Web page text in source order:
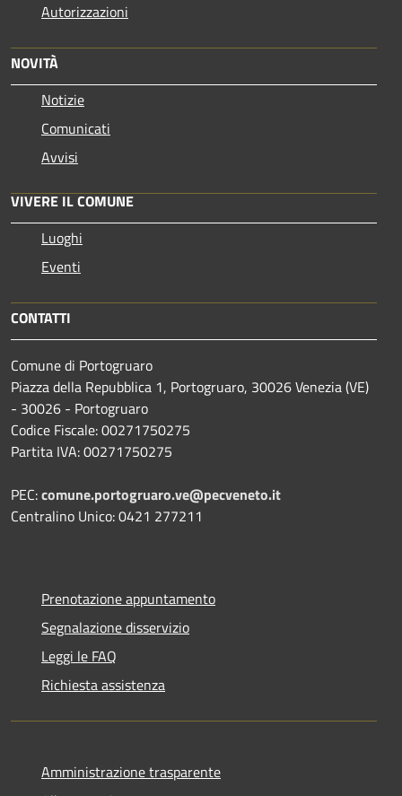
Autorizzazioni
NOVITÀ
Notizie
Comunicati
Avvisi
VIVERE IL COMUNE
Luoghi
Eventi
CONTATTI
Comune di Portogruaro
Piazza della Repubblica 1, Portogruaro, 30026 Venezia (VE)
- 30026 - Portogruaro
Codice Fiscale: 00271750275
Partita IVA: 00271750275
PEC:comune.portogruaro.ve@pecveneto.it
Centralino Unico: 0421 277211
Prenotazione appuntamento
Segnalazione disservizio
Leggi le FAQ
Richiesta assistenza
Amministrazione trasparente